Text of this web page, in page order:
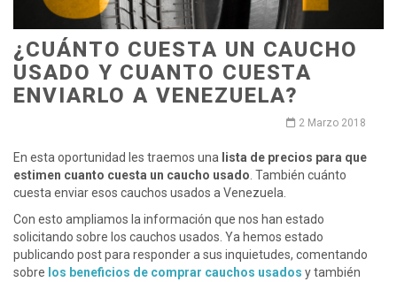
¿CUÁNTO CUESTA UN CAUCHO
USADO Y CUANTO CUESTA
ENVIARLO A VENEZUELA?
2 Marzo 2018
En esta oportunidad les traemos una lista de precios para que
estimen cuanto cuesta un caucho usado . También cuánto
cuesta enviar esos cauchos usados a Venezuela.
Con esto ampliamos la información que nos han estado
solicitando sobre los cauchos usados. Ya hemos estado
publicando post para responder a sus inquietudes, comentando
sobre los beneficios de comprar cauchos usados y también